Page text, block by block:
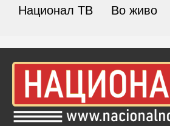
Национал ТВ Во живо